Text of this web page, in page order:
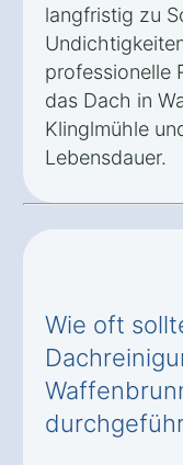
langfristig zu
professionelle
das Dach in
Klinglmühle
Lebensdauer.
Wie oft